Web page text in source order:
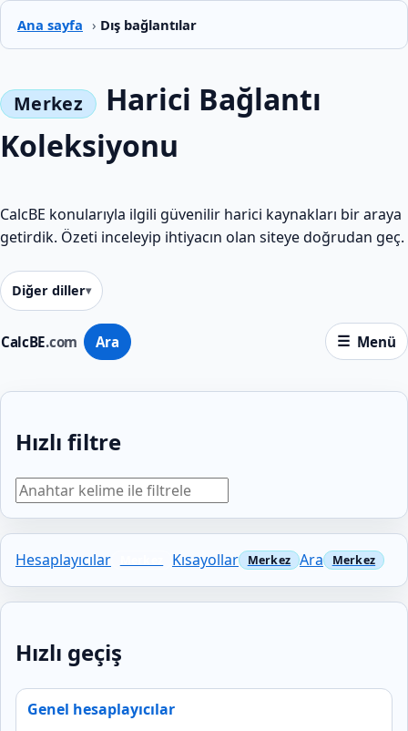
Ana sayfa › Dış bağlantılar
CalcBE.com Ara Menü
Harici Bağlantı
Koleksiyonu
CalcBE konularıyla ilgili güvenilir harici kaynakları bir araya
getirdik. Özeti inceleyip ihtiyacın olan siteye doğrudan geç.
Diğer diller
Hızlı filtre
Hesaplayıcılar Kısayollar Ara
Hızlı geçiş
Genel hesaplayıcılar